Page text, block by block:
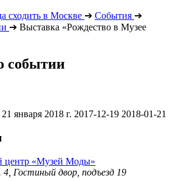
в Москве ➔ События ➔
➔ Выставка «Рождество в Музее
событии
января 2018 г. 2017-12-19 2018-01-21
центр «Музей Моды»
4, Гостиный двор, подъезд 19